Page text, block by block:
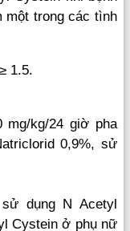
một trong các tình
1.5.
mg/kg/24 giờ pha
0,9%, sử
dụng N Acetyl
Cystein ở phụ nữ